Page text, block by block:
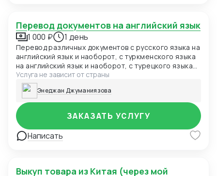
Перевод документов на английский язык
1 000 ₽ 1 день
Перевод различных документов с русского языка на
английский язык и наоборот, с туркменского языка
на английский язык и наоборот, с турецкого языка
на английский язык и наоборот
Услуга не зависит от страны
Энеджан Джуманиязова
Написать
ЗАКАЗАТЬ УСЛУГУ
Выкуп товара из Китая (через мой